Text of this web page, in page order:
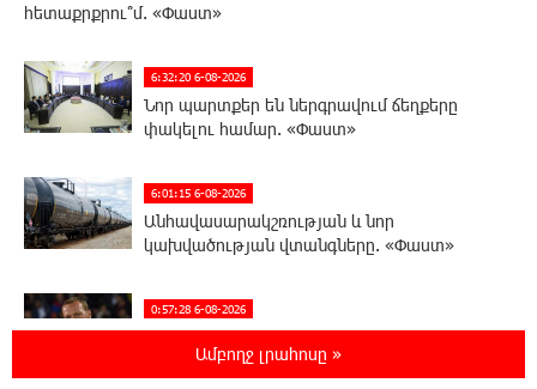
հետաքրքրու՞մ. «Փաստ»
6:32:20 6-08-2026
Նոր պարտքեր են ներգրավում ճեղքերը
փակելու համար. «Փաստ»
6:01:15 6-08-2026
Անհավասարակշռության և նոր
կախվածության վտանգները. «Փաստ»
0:57:28 6-08-2026
Ես հավատում եմ, որ «Արարարտ-
Արմենիան» ունակ է անցնել որակավորման
վերջին փուլ. Բերեզովսկի
Ամբողջ լրահոսը »